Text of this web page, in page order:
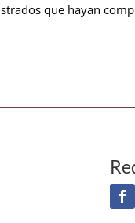
que hayan